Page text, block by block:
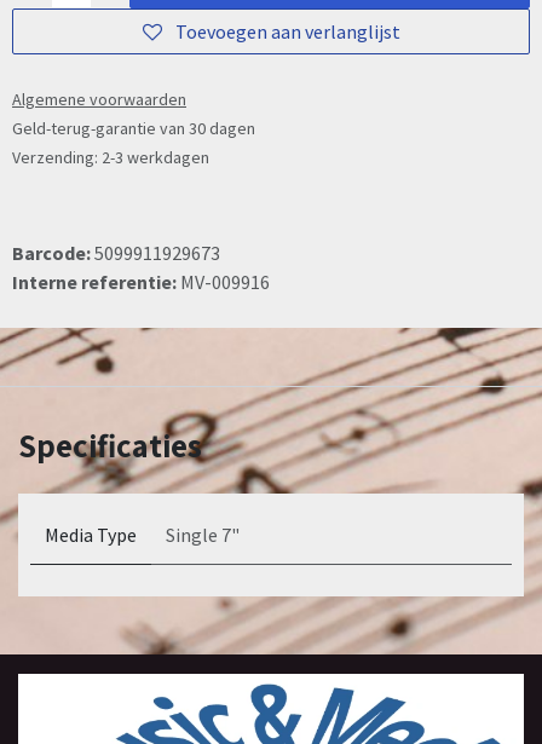
Toevoegen aan verlanglijst
Algemene voorwaarden
Geld-terug-garantie van 30 dagen
Verzending: 2-3 werkdagen
Barcode:5099911929673
Interne referentie: MV-009916
Specificaties
Media Type Single 7"